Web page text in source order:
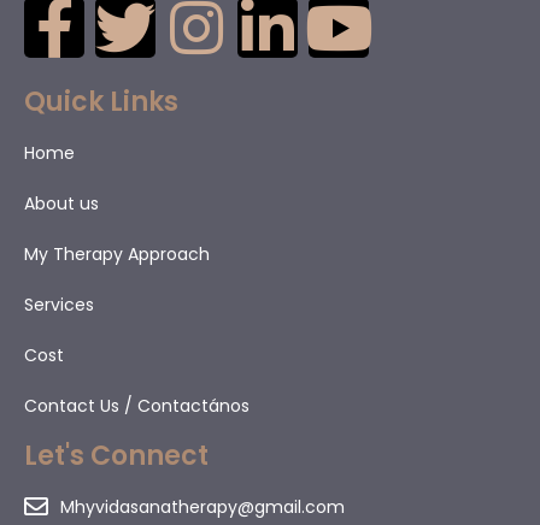
Quick Links
Home
About us
My Therapy Approach
Services
Cost
Contact Us / Contactános
Let's Connect
Mhyvidasanatherapy@gmail.com